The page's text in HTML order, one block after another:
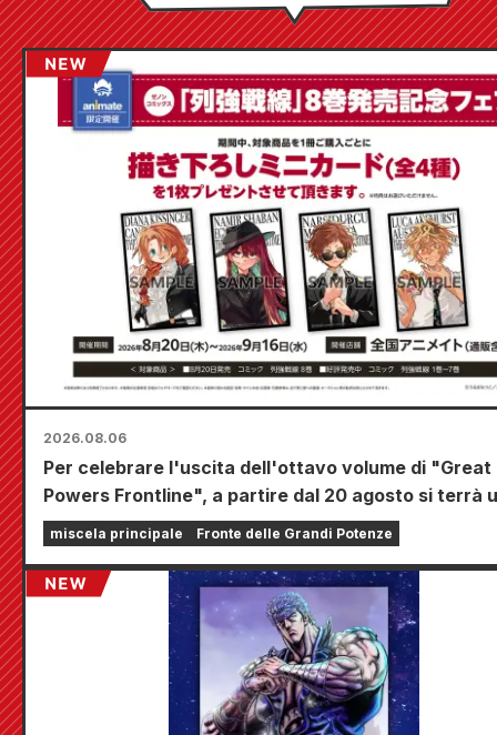
2026.08.06
Per celebrare l'uscita dell'ottavo volume di "Great
Powers Frontline", a partire dal 20 agosto si terrà
fiera a tempo limitato presso i negozi Animate di
nazione, dove potrete aggiudicarvi una mini card
disegnata appositamente (4 tipi in totale)!
miscela principale Fronte delle Grandi Potenze